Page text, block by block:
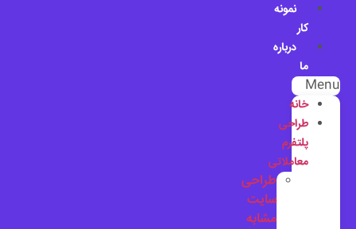
نمونه
کار
درباره
ما
Menu
خانه
طراحی
پلتفرم
معاملاتی
طراحی
سایت
مشابه